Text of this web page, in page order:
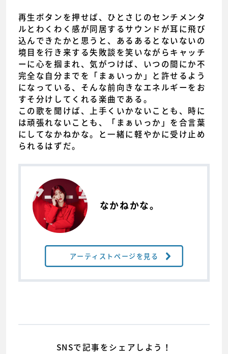
再生ボタンを押せば、ひとさじのセンチメンタ
ルとわくわく感が同居するサウンドが耳に飛び
込んできたかと思うと、あるあるとないないの
境目を行き来する失敗談を笑いながらキャッチ
ーに心を掴まれ、気がつけば、いつの間にか不
完全な自分までを「まぁいっか」と許せるよう
になっている、そんな前向きなエネルギーをお
すそ分けしてくれる楽曲である。
この歌を聞けば、上手くいかないことも、時に
は頑張れないことも、「まぁいっか」を合言葉
にしてなかねかな。と一緒に軽やかに受け止め
られるはずだ。
なかねかな。
アーティストページを見る
SNSで記事をシェアしよう！